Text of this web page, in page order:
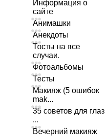
Информация о
сайте
Анимашки
Анекдоты
Тосты на все
случаи.
Фотоальбомы
Тесты
Макияж (5 ошибок
mak...
35 советов для глаз
...
Вечерний макияж